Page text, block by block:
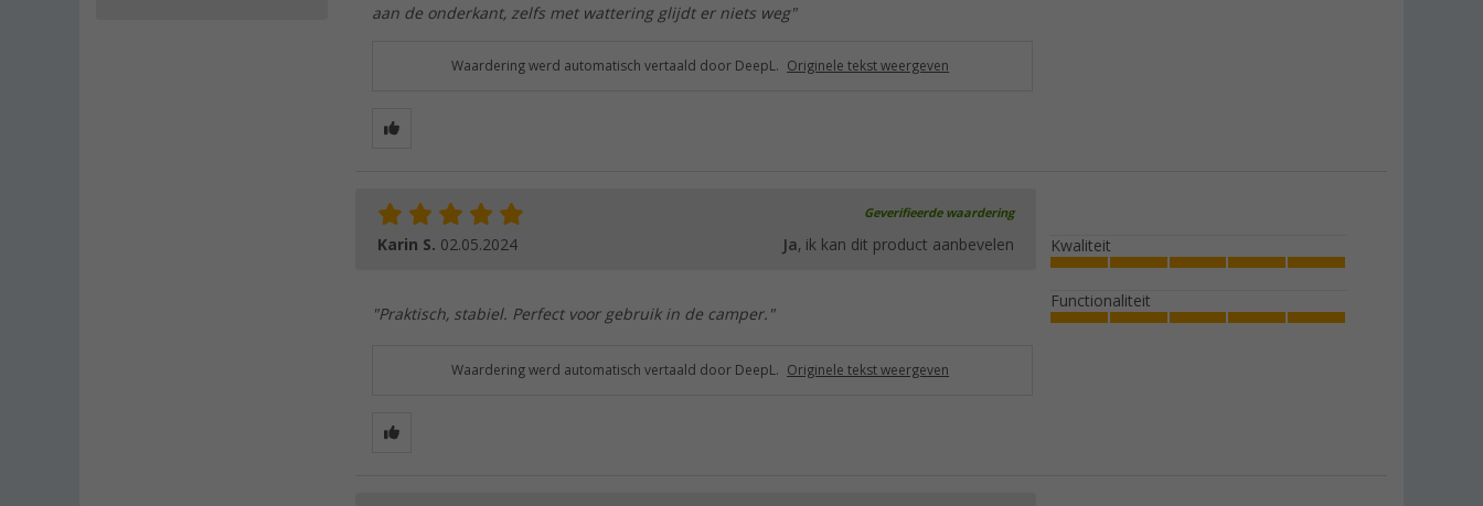
aan de onderkant, zelfs met wattering glijdt er niets weg"
Waardering werd automatisch vertaald door DeepL. Originele tekst weergeven
Geverifieerde waardering
Karin S. 02.05.2024 Ja, ik kan dit product aanbevelen
"Praktisch, stabiel. Perfect voor gebruik in de camper."
Kwaliteit
Functionaliteit
Waardering werd automatisch vertaald door DeepL. Originele tekst weergeven